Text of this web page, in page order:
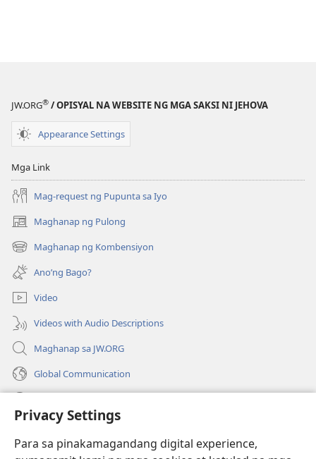
Privacy Settings
Para sa pinakamagandang digital experience,
JW.ORG® / OPISYAL NA WEBSITE NG MGA SAKSI NI JEHOVA
Appearance Settings
Mga Link
Mag-request ng Pupunta sa Iyo
Maghanap ng Pulong
(may
bubukas
na
bagong
window)
Maghanap ng Kombensiyon
(may
bubukas
na
bagong
window)
Ano’ng Bago?
Video
Videos with Audio Descriptions
Maghanap sa JW.ORG
Global Communication
(may